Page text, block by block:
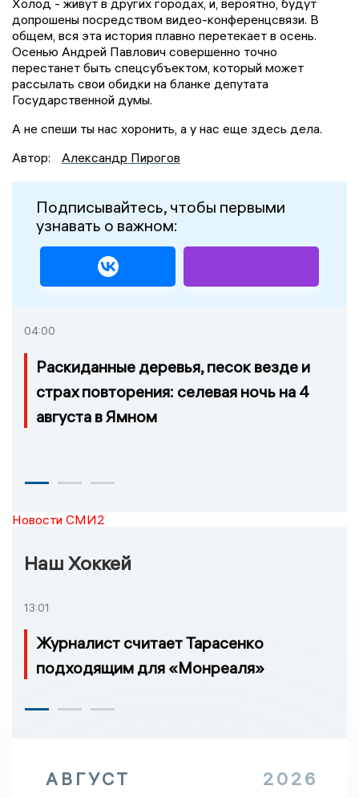
допрошены посредством видео-конференцсвязи. В
общем, вся эта история плавно перетекает в осень.
Осенью Андрей Павлович совершенно точно
перестанет быть спецсубъектом, который может
рассылать свои обидки на бланке депутата
Государственной думы.
А не спеши ты нас хоронить, а у нас еще здесь дела.
Автор:
Александр Пирогов
Подписывайтесь, чтобы первыми
узнавать о важном:
04:00
Раскиданные деревья, песок везде и
страх повторения: селевая ночь на 4
августа в Ямном
Новости СМИ2
Наш Хоккей
13:01
Журналист считает Тарасенко
подходящим для «Монреаля»
АВГУСТ 2026